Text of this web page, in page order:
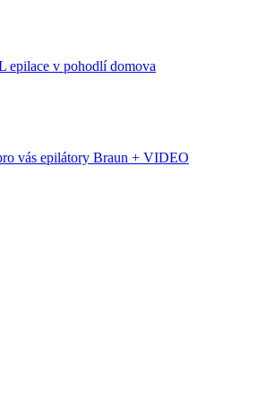
epilace v pohodlí domova
vás epilátory Braun + VIDEO